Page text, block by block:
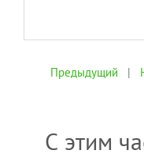
Предыдущий |
С этим